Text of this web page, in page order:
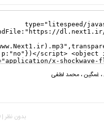
، غمگین ، محمد لطفی
بدون نظر | 669 بازدید